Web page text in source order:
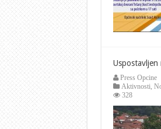
Press Opcine
Aktivnosti,
328